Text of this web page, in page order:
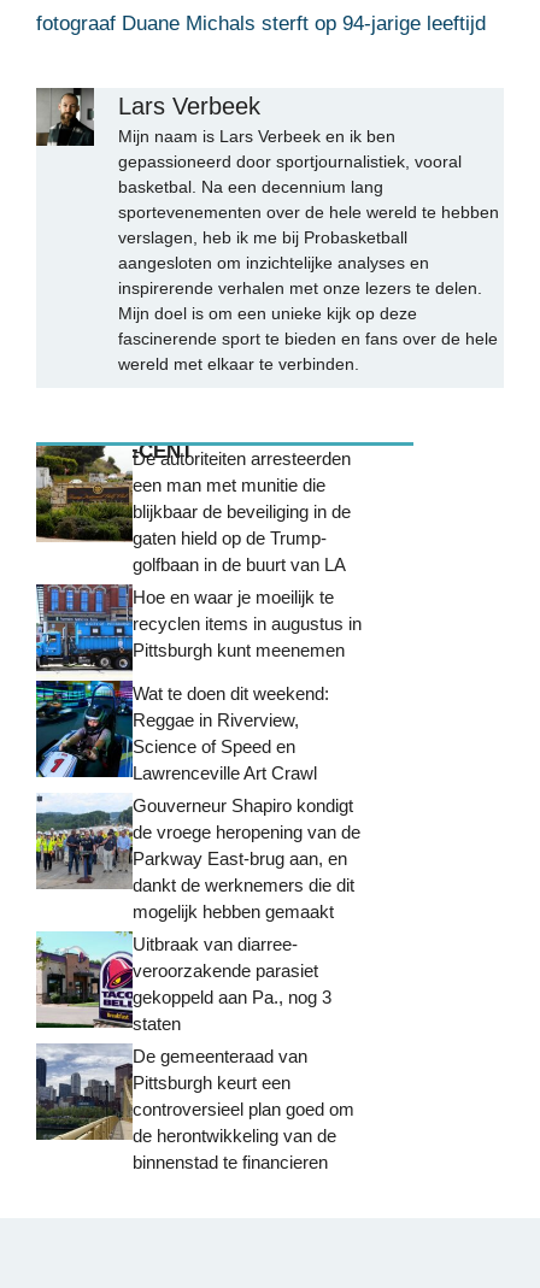
fotograaf Duane Michals sterft op 94-jarige leeftijd
Lars Verbeek
Mijn naam is Lars Verbeek en ik ben
gepassioneerd door sportjournalistiek, vooral
basketbal. Na een decennium lang
sportevenementen over de hele wereld te hebben
verslagen, heb ik me bij Probasketball
aangesloten om inzichtelijke analyses en
inspirerende verhalen met onze lezers te delen.
Mijn doel is om een unieke kijk op deze
fascinerende sport te bieden en fans over de hele
wereld met elkaar te verbinden.
MEEST RECENTDe autoriteiten arresteerden
een man met munitie die
blijkbaar de beveiliging in de
gaten hield op de Trump-
golfbaan in de buurt van LA
Hoe en waar je moeilijk te
recyclen items in augustus in
Pittsburgh kunt meenemen
Wat te doen dit weekend:
Reggae in Riverview,
Science of Speed ​​en
Lawrenceville Art Crawl
Gouverneur Shapiro kondigt
de vroege heropening van de
Parkway East-brug aan, en
dankt de werknemers die dit
mogelijk hebben gemaakt
Uitbraak van diarree-
veroorzakende parasiet
gekoppeld aan Pa., nog 3
staten
De gemeenteraad van
Pittsburgh keurt een
controversieel plan goed om
de herontwikkeling van de
binnenstad te financieren